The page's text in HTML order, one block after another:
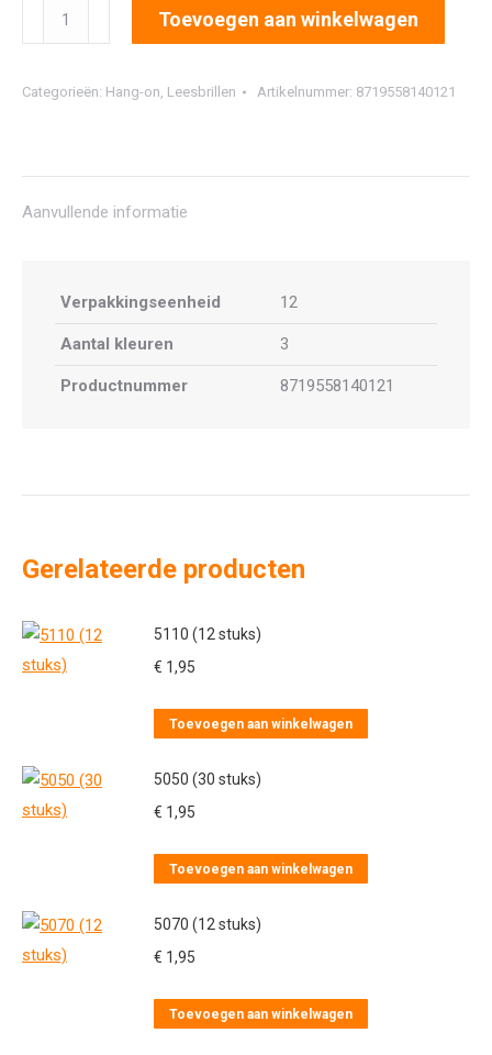
(12
aantal
Toevoegen aan winkelwagen
Categorieën: Hang-on, Leesbrillen Artikelnummer: 8719558140121
Aanvullende informatie
Verpakkingseenheid 12
Aantal kleuren 3
Productnummer 8719558140121
Gerelateerde producten
5110 (12 stuks)
€ 1,95
Toevoegen aan winkelwagen
5050 (30 stuks)
€ 1,95
Toevoegen aan winkelwagen
5070 (12 stuks)
€ 1,95
Toevoegen aan winkelwagen